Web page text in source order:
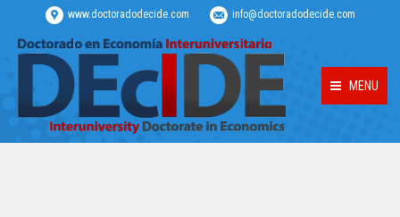
www.doctoradodecide.com info@doctoradodecide.com
MENU